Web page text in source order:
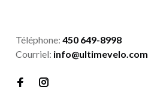
Téléphone: 450 649-8998
Courriel: info@ultimevelo.com